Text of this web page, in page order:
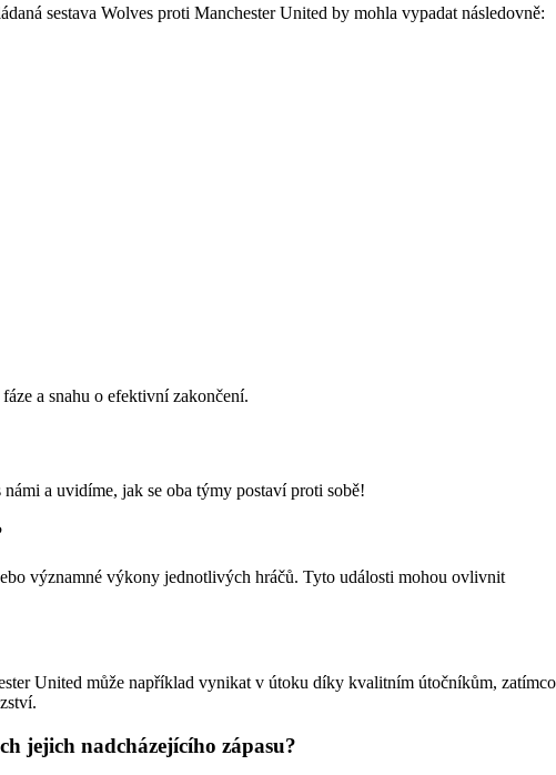
sestava Wolves proti Manchester United by mohla vypadat následovně:
a snahu o efektivní zakončení.
a uvidíme, jak se oba týmy postaví proti sobě!
významné výkony jednotlivých hráčů. Tyto události mohou ovlivnit
United může například vynikat v útoku díky kvalitním útočníkům, zatímco
jejich nadcházejícího zápasu?